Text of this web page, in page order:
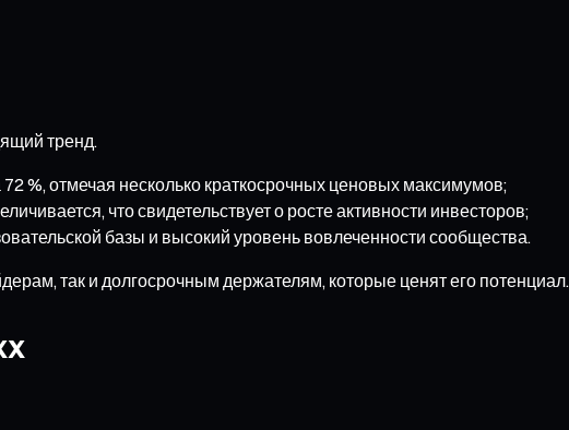
тренд.
%, отмечая несколько краткосрочных ценовых максимумов;
что свидетельствует о росте активности инвесторов;
базы и высокий уровень вовлеченности сообщества.
так и долгосрочным держателям, которые ценят его потенциал.